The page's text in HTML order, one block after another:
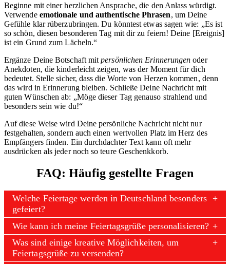
Beginne mit einer herzlichen Ansprache, die den Anlass würdigt.
Verwende emotionale und authentische Phrasen, um Deine
Gefühle klar rüberzubringen. Du könntest etwas sagen wie: „Es ist
so schön, diesen besonderen Tag mit dir zu feiern! Deine [Ereignis]
ist ein Grund zum Lächeln.“
Ergänze Deine Botschaft mitpersönlichen Erinnerungen oder
Anekdoten, die kinderleicht zeigen, was der Moment für dich
bedeutet. Stelle sicher, dass die Worte von Herzen kommen, denn
das wird in Erinnerung bleiben. Schließe Deine Nachricht mit
guten Wünschen ab: „Möge dieser Tag genauso strahlend und
besonders sein wie du!“
Auf diese Weise wird Deine persönliche Nachricht nicht nur
festgehalten, sondern auch einen wertvollen Platz im Herz des
Empfängers finden. Ein durchdachter Text kann oft mehr
ausdrücken als jeder noch so teure Geschenkkorb.
FAQ: Häufig gestellte Fragen
Welche Feiertage werden in Deutschland besonders
gefeiert?
Wie kann ich meine Feiertagsgrüße personalisieren?
Was sind einige kreative Möglichkeiten, um
Feiertagsgrüße zu versenden?